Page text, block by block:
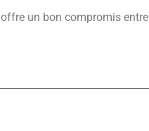
un bon compromis entre